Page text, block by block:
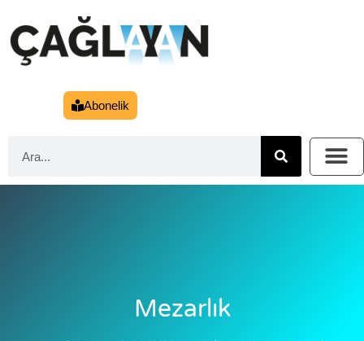
Abonelik
Mezarlık